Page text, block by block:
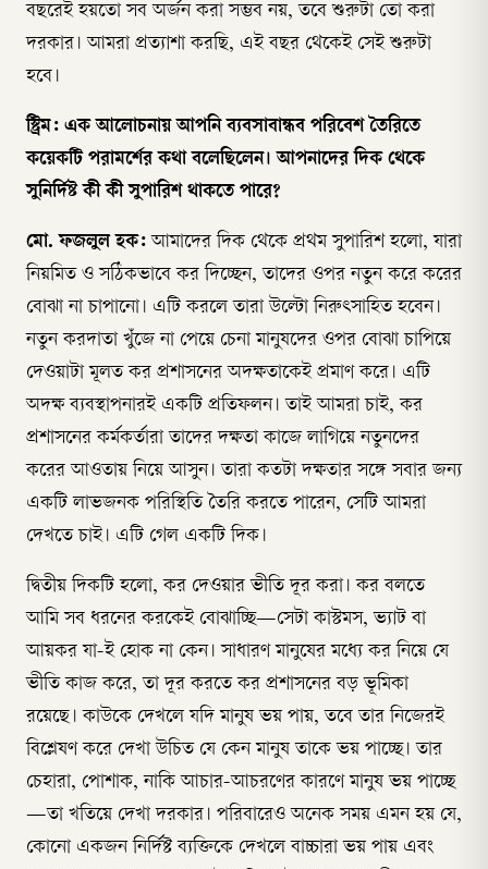
বছরেই হয়তো সব অর্জন করা সম্ভব নয়, তবে শুরুটা তো করা
দরকার। আমরা প্রত্যাশা করছি, এই বছর থেকেই সেই শুরুটা
হবে।
স্ট্রিম: এক আলোচনায় আপনি ব্যবসাবান্ধব পরিবেশ তৈরিতে
কয়েকটি পরামর্শের কথা বলেছিলেন। আপনাদের দিক থেকে
সুনির্দিষ্ট কী কী সুপারিশ থাকতে পারে?
মো. ফজলুল হক:আমাদের দিক থেকে প্রথম সুপারিশ হলো, যারা
নিয়মিত ও সঠিকভাবে কর দিচ্ছেন, তাদের ওপর নতুন করে করের
বোঝা না চাপানো। এটি করলে তারা উল্টো নিরুৎসাহিত হবেন।
নতুন করদাতা খুঁজে না পেয়ে চেনা মানুষদের ওপর বোঝা চাপিয়ে
দেওয়াটা মূলত কর প্রশাসনের অদক্ষতাকেই প্রমাণ করে। এটি
অদক্ষ ব্যবস্থাপনারই একটি প্রতিফলন। তাই আমরা চাই, কর
প্রশাসনের কর্মকর্তারা তাদের দক্ষতা কাজে লাগিয়ে নতুনদের
করের আওতায় নিয়ে আসুন। তারা কতটা দক্ষতার সঙ্গে সবার জন্য
একটি লাভজনক পরিস্থিতি তৈরি করতে পারেন, সেটি আমরা
দেখতে চাই। এটি গেল একটি দিক।
দ্বিতীয় দিকটি হলো, কর দেওয়ার ভীতি দূর করা। কর বলতে
আমি সব ধরনের করকেই বোঝাচ্ছি—সেটা কাস্টমস, ভ্যাট বা
আয়কর যা-ই হোক না কেন। সাধারণ মানুষের মধ্যে কর নিয়ে যে
ভীতি কাজ করে, তা দূর করতে কর প্রশাসনের বড় ভূমিকা
রয়েছে। কাউকে দেখলে যদি মানুষ ভয় পায়, তবে তার নিজেরই
বিশ্লেষণ করে দেখা উচিত যে কেন মানুষ তাকে ভয় পাচ্ছে। তার
চেহারা, পোশাক, নাকি আচার-আচরণের কারণে মানুষ ভয় পাচ্ছে
—তা খতিয়ে দেখা দরকার। পরিবারেও অনেক সময় এমন হয় যে,
কোনো একজন নির্দিষ্ট ব্যক্তিকে দেখলে বাচ্চারা ভয় পায় এবং